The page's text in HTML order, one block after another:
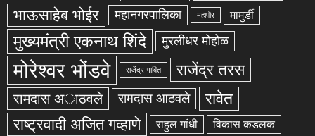
भाऊसाहेब भोईर महानगरपालिका महापौर मामुर्डी
मुख्यमंत्री एकनाथ शिंदे मुरलीधर मोहोळ
मोरेश्वर भोंडवे राजेंद्र गावित राजेंद्र तरस
रामदास अाठवले रामदास आठवले रावेत
राष्ट्रवादी अजित गव्हाणे राहुल गांधी विकास कडलक